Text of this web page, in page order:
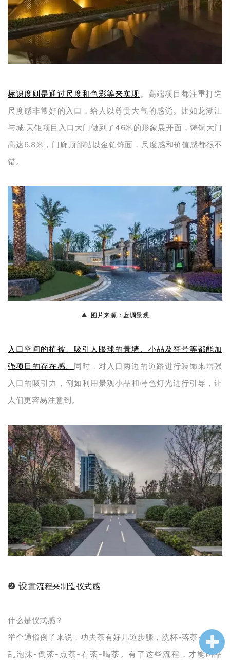
标识度则是通过尺度和色彩等来实现。高端项目都注重打造
尺度感非常好的入口，给人以尊贵大气的感觉。比如龙湖江
与城·天钜项目入口大门做到了46米的形象展开面，铸铜大门
高达6.8米，门廊顶部帖以金铂饰面，尺度感和价值感都很不
错。
▲ 图片来源：蓝调景观
入口空间的植被、吸引人眼球的景墙、小品及符号等都能加
强项目的存在感。 同时，对入口两边的道路进行装饰来增强
入口的吸引力，例如利用景观小品和特色灯光进行引导，让
人们更容易注意到。
❷ 设置流程来制造仪式感
什么是仪式感？
举个通俗例子来说，功夫茶有好几道步骤，洗杯-落茶-高冲-
乱泡沫-倒茶-点茶-看茶-喝茶。有了这些流程，才能叫品